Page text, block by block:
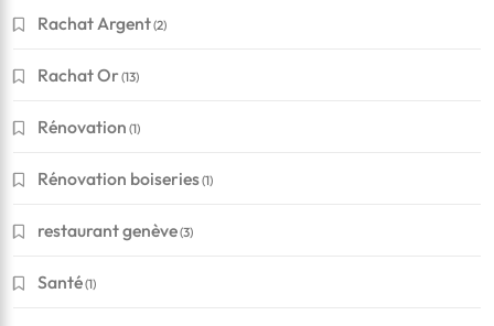
Rachat Argent(2)
Rachat Or(13)
Rénovation (1)
Rénovation boiseries(1)
restaurant genève(3)
Santé(1)